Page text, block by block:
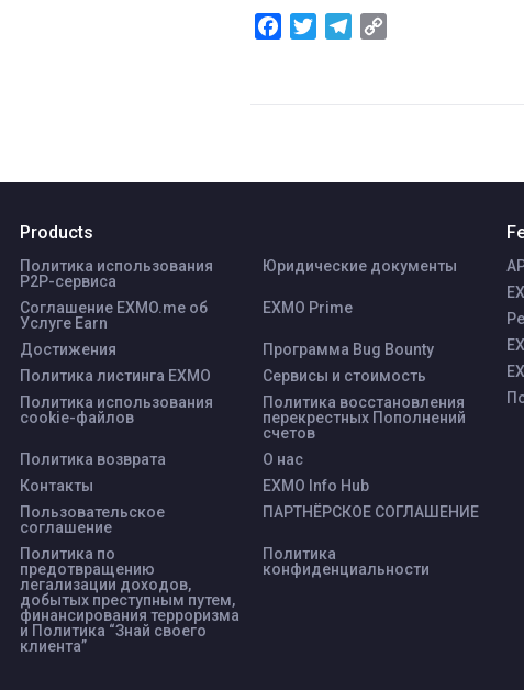
FacebookTwitterTelegram
Products
Политика использования
P2P-сервиса
Юридические документы
Соглашение EXMO.me об
Услуге Earn
EXMO Prime
Достижения
Программа Bug Bounty
Политика листинга ЕХМО
Сервисы и стоимость
Политика использования
cookie-файлов
Политика восстановления
перекрестных Пополнений
счетов
Политика возврата
О нас
Контакты
EXMO Info Hub
Пользовательское
соглашение
ПАРТНЁРСКОЕ СОГЛАШЕНИЕ
Политика по
предотвращению
легализации доходов,
добытых преступным путем,
финансирования терроризма
и Политика “Знай своего
клиента”
Политика
конфиденциальности